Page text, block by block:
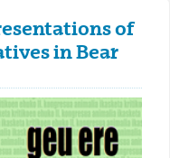
of
in Bear